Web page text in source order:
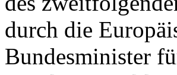
durch die
Bundesminister